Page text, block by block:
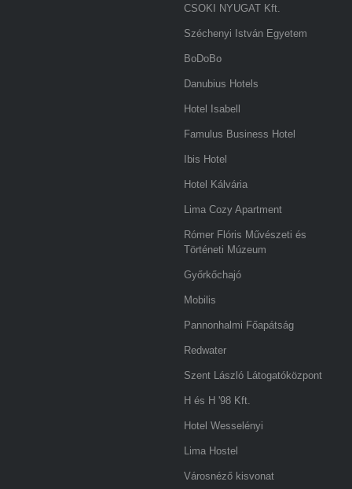
CSOKI NYUGAT Kft.
Széchenyi István Egyetem
BoDoBo
Danubius Hotels
Hotel Isabell
Famulus Business Hotel
Ibis Hotel
Hotel Kálvária
Lima Cozy Apartment
Rómer Flóris Művészeti és
Történeti Múzeum
Győrkőchajó
Mobilis
Pannonhalmi Főapátság
Redwater
Szent László Látogatóközpont
H és H '98 Kft.
Hotel Wesselényi
Lima Hostel
Városnéző kisvonat